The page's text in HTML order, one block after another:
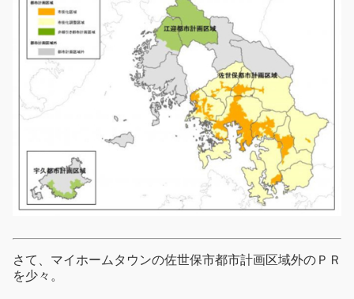
さて、マイホームタウンの佐世保市都市計画区域外のＰＲ
を少々。